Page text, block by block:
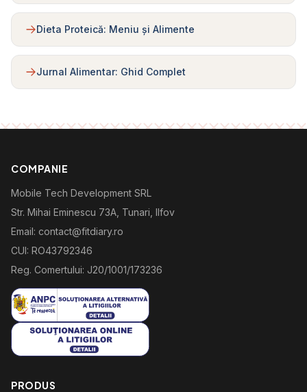
Dieta Proteică: Meniu și Alimente
Jurnal Alimentar: Ghid Complet
COMPANIE
Mobile Tech Development SRL
Str. Mihai Eminescu 73A, Tunari, Ilfov
Email: contact@fitdiary.ro
CUI: RO43792346
Reg. Comertului: J20/1001/173236
PRODUS